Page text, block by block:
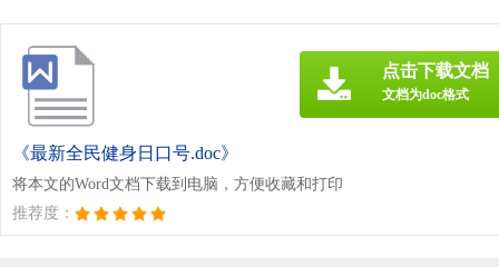
《最新全民健身日口号.doc》
将本文的Word文档下载到电脑，方便收藏和打印
推荐度：
点击下载文档
文档为doc格式